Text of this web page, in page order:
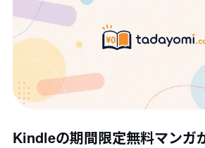
Kindleの期間限定無料マンガ